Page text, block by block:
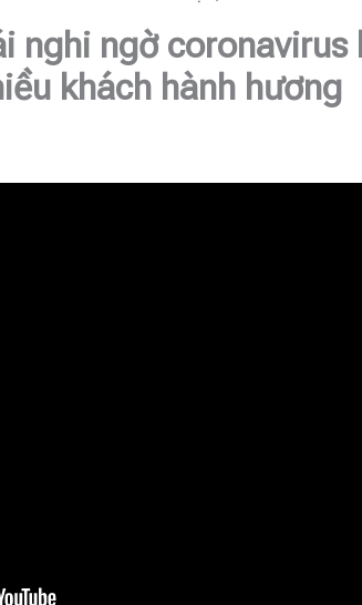
nghi ngờ coronavirus
khách hành hương